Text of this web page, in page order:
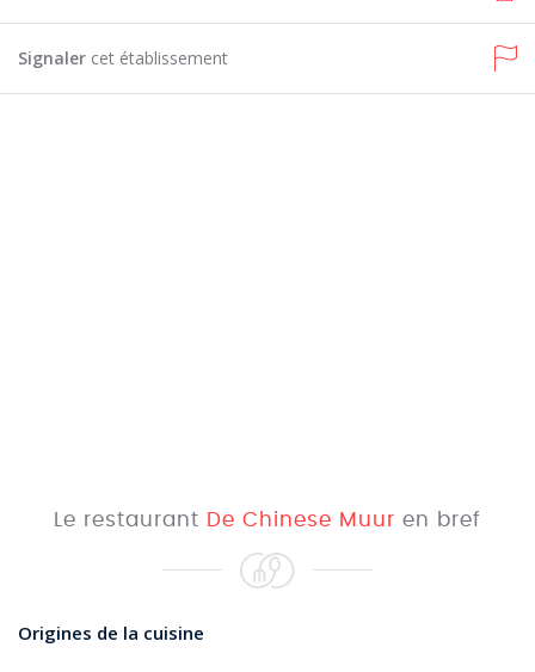
Signaler cet établissement
Le restaurant De Chinese Muur en bref
Origines de la cuisine